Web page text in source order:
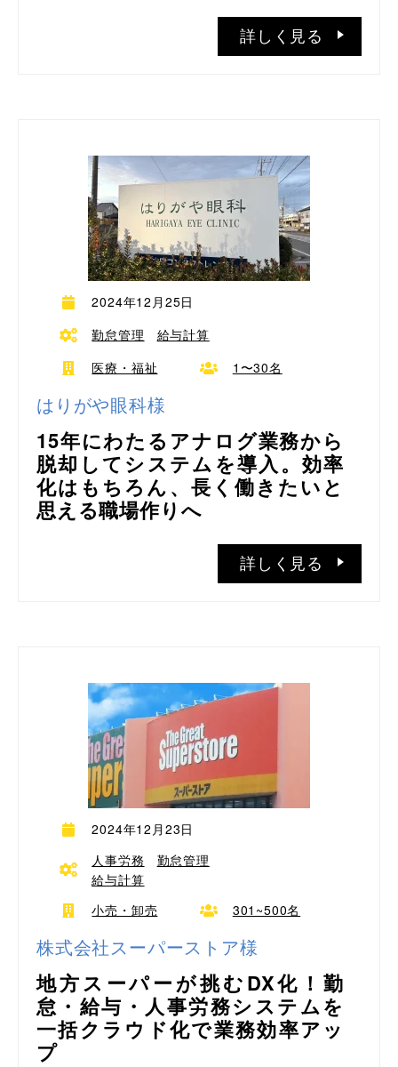
詳しく見る
2024年12月25日
勤怠管理
給与計算
医療・福祉
1〜30名
はりがや眼科様
15年にわたるアナログ業務から
脱却してシステムを導入。効率
化はもちろん、長く働きたいと
思える職場作りへ
詳しく見る
2024年12月23日
人事労務
勤怠管理
給与計算
小売・卸売
301~500名
株式会社スーパーストア様
地方スーパーが挑むDX化！勤
怠・給与・人事労務システムを
一括クラウド化で業務効率アッ
プ